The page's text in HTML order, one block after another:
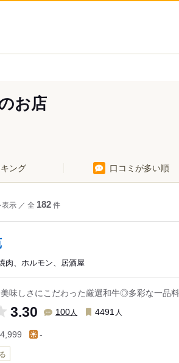
お店
ング 口コミが多い順
表示 ／ 全 182件
肉、ホルモン、居酒屋
味しさにこだわった厳選和牛◎多彩な一品
3.30 100人 4491 人
-